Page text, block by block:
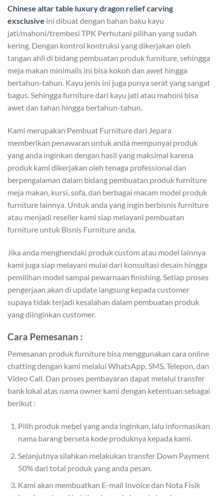
Chinese altar table luxury dragon relief carving
exsclusive ini dibuat dengan bahan baku kayu
jati/mahoni/trembesi TPK Perhutani pilihan yang sudah
kering. Dengan kontrol kontruksi yang dikerjakan oleh
tangan ahli di bidang pembuatan produk furniture, sehingga
meja makan minimalis ini bisa kokoh dan awet hingga
bertahun-tahun. Kayu jenis ini juga punya serat yang sangat
bagus. Sehingga furniture dari kayu jati atau mahoni bisa
awet dan tahan hingga bertahun-tahun.
Kami merupakan Pembuat Furniture dari Jepara
memberikan penawaran untuk anda mempunyai produk
yang anda inginkan dengan hasil yang maksimal karena
produk kami dikerjakan oleh tenaga professional dan
berpengalaman dalam bidang pembuatan produk furniture
meja makan, kursi, sofa, dan berbagai macam model produk
furniture lainnya. Untuk anda yang ingin berbisnis furniture
atau menjadi reseller kami siap melayani pembuatan
furniture untuk Bisnis Furniture anda.
Jika anda menghendaki produk custom atau model lainnya
kami juga siap melayani mulai dari konsultasi desain hingga
pemilihan model sampai pewarnaan finishing. Setiap proses
pengerjaan akan di update langsung kepada customer
supaya tidak terjadi kesalahan dalam pembuatan produk
yang diinginkan customer.
Cara Pemesanan :
Pemesanan produk furniture bisa menggunakan cara online
chatting dengan kami melalui WhatsApp, SMS, Telepon, dan
Video Call. Dan proses pembayaran dapat melalui transfer
bank lokal atas nama owner kami dengan ketentuan sebagai
berikut :
Pilih produk mebel yang anda inginkan, lalu informasikan
nama barang berseta kode produknya kepada kami.
Selanjutnya silahkan melakukan transfer Down Payment
50% dari total produk yang anda pesan.
Kami akan membuatkan E-mail Invoice dan Nota Fisik